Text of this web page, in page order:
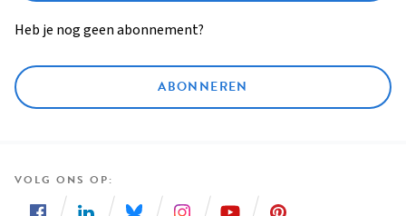
Heb je nog geen abonnement?
ABONNEREN
VOLG ONS OP